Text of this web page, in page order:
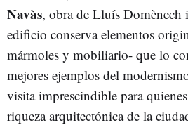
Navàs, obra de Lluís Domènech
edificio conserva elementos
mármoles y mobiliario- que lo
mejores ejemplos del
visita imprescindible para
riqueza arquitectónica de la